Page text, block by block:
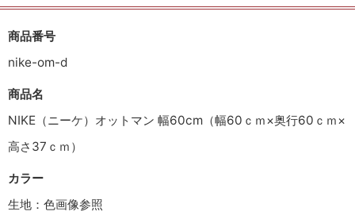
商品番号
nike-om-d
商品名
NIKE（ニーケ）オットマン 幅60cm（幅60ｃｍ×奥行60ｃｍ×
高さ37ｃｍ）
カラー
生地：色画像参照